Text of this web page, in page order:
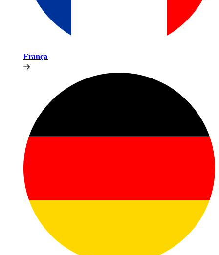
França​​